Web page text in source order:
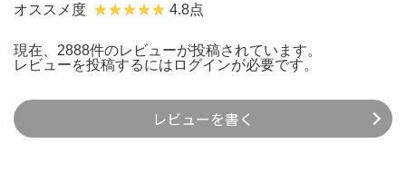
オススメ度 4.8点
現在、2888件のレビューが投稿されています。
レビューを投稿するには ログインが必要です。
レビューを書く